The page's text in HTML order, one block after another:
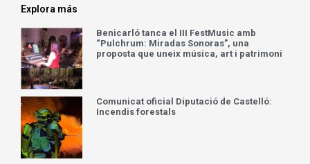
Explora más
Benicarló tanca el III FestMusic amb
“Pulchrum: Miradas Sonoras”, una
proposta que uneix música, art i patrimoni
Comunicat oficial Diputació de Castelló:
Incendis forestals